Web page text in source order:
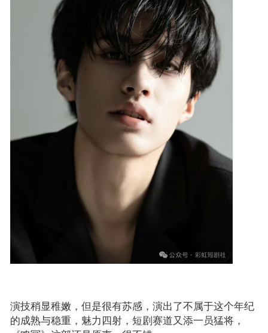
演技稍显稚嫩，但是很有苏感，演出了不属于这个年纪
的成熟与稳重，魅力四射，短剧赛道又添一员猛将，